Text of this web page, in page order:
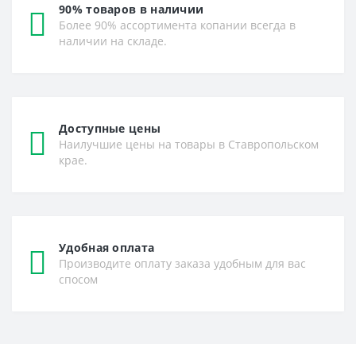
90% товаров в наличии
Более 90% ассортимента копании всегда в
наличии на складе.
Доступные цены
Наилучшие цены на товары в Ставропольском
крае.
Удобная оплата
Производите оплату заказа удобным для вас
спосом